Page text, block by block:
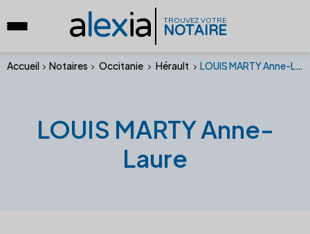
alexia TROUVEZ VOTRE
NOTAIRE
Accueil Notaires Occitanie Hérault LOUIS MARTY Anne-Laure
LOUIS MARTY Anne-
Laure